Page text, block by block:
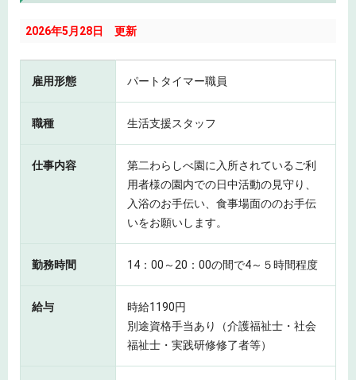
2026年5月28日 更新
雇用形態 パートタイマー職員
職種 生活支援スタッフ
仕事内容
第二わらしべ園に入所されているご利
用者様の園内での日中活動の見守り、
入浴のお手伝い、食事場面ののお手伝
いをお願いします。
勤務時間 14：00～20：00の間で4～５時間程度
給与
時給1190円
別途資格手当あり（介護福祉士・社会
福祉士・実践研修修了者等）